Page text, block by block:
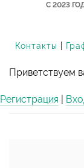
С 2023
Контакты
Приветствуем
Регистрация